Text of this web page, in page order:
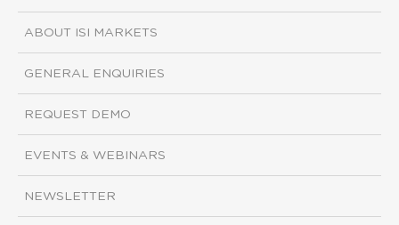
ABOUT ISI MARKETS
GENERAL ENQUIRIES
REQUEST DEMO
EVENTS & WEBINARS
NEWSLETTER